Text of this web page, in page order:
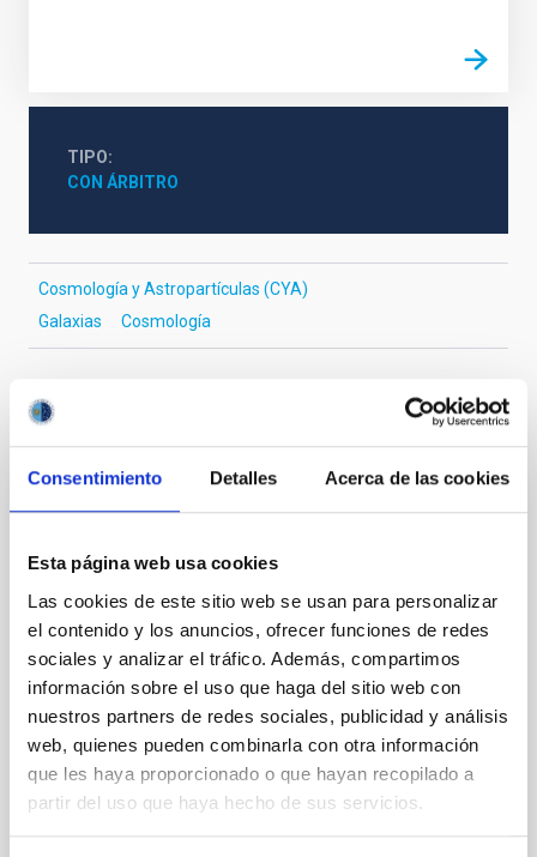
Consentimiento Detalles Acerca de las cookies
Esta página web usa cookies
Las cookies de este sitio web se usan para personalizar
el contenido y los anuncios, ofrecer funciones de redes
sociales y analizar el tráfico. Además, compartimos
información sobre el uso que haga del sitio web con
nuestros partners de redes sociales, publicidad y análisis
web, quienes pueden combinarla con otra información
que les haya proporcionado o que hayan recopilado a
partir del uso que haya hecho de sus servicios.
TIPO
CON ÁRBITRO
Cosmología y Astropartículas (CYA)
Galaxias
Cosmología
Te puede interesar
The impact of star formation histories on
the inner dark matter density slopes of
galaxies
Aims. We aim to investigate the connection between
star formation histories (SFHs) and the inner dark
matter density profiles of simulated galaxies. In
particular, we tested whether the burstiness and
temporal distribution of star formation influence the
formation of cored versus cuspy dark matter profiles.
Methods. We homogeneously analysed